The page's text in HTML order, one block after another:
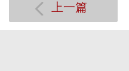
上一篇